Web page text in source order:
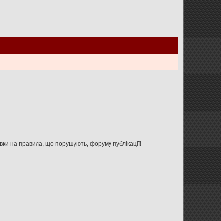
Увага: дана форма не призначена для зв'язку з адміністрацією форуму, використовуйте її тільки для вказівки на правила, що порушують, форуму публікації!